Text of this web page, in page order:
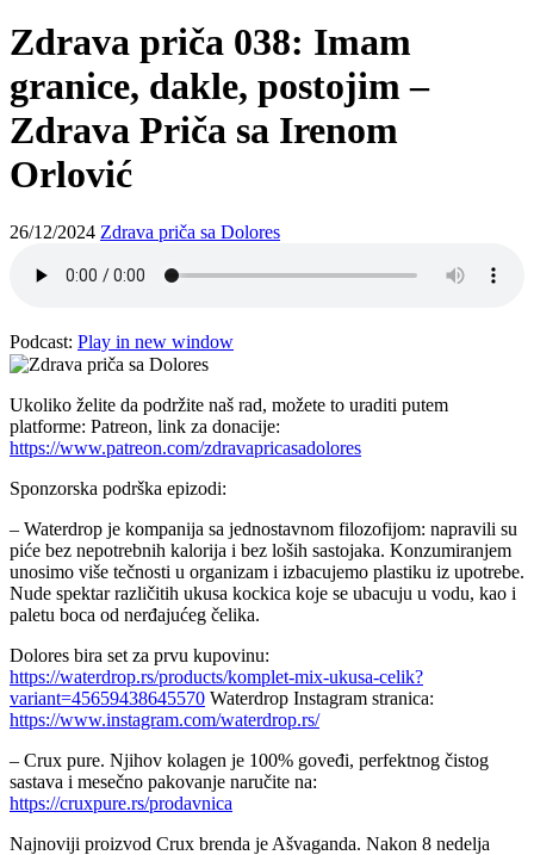
Zdrava priča 038: Imam
granice, dakle, postojim –
Zdrava Priča sa Irenom
Orlović
26/12/2024 Zdrava priča sa Dolores
Podcast: Play in new window
Ukoliko želite da podržite naš rad, možete to uraditi putem
platforme: Patreon, link za donacije:
https://www.patreon.com/zdravapricasadolores
Sponzorska podrška epizodi:
– Waterdrop je kompanija sa jednostavnom filozofijom: napravili su
piće bez nepotrebnih kalorija i bez loših sastojaka. Konzumiranjem
unosimo više tečnosti u organizam i izbacujemo plastiku iz upotrebe.
Nude spektar različitih ukusa kockica koje se ubacuju u vodu, kao i
paletu boca od nerđajućeg čelika.
Dolores bira set za prvu kupovinu:
https://waterdrop.rs/products/komplet-mix-ukusa-celik?
variant=45659438645570 Waterdrop Instagram stranica:
https://www.instagram.com/waterdrop.rs/
– Crux pure. Njihov kolagen je 100% goveđi, perfektnog čistog
sastava i mesečno pakovanje naručite na:
https://cruxpure.rs/prodavnica
Najnoviji proizvod Crux brenda je Ašvaganda. Nakon 8 nedelja